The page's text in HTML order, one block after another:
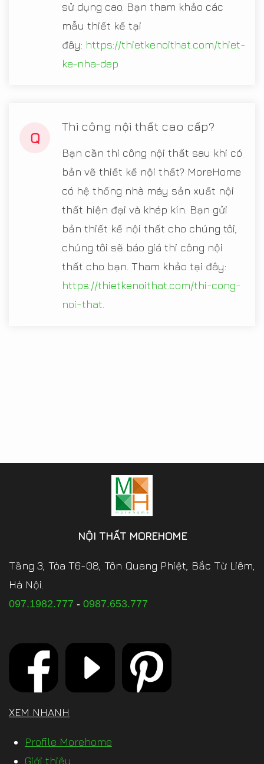
sử dụng cao. Bạn tham khảo các
mẫu thiết kế tại
đây: https://thietkenoithat.com/thiet-
ke-nha-dep
Q
Thi công nội thất cao cấp?
Bạn cần thi công nội thất sau khi có
bản vẽ thiết kế nội thất? MoreHome
có hệ thống nhà máy sản xuất nội
thất hiện đại và khép kín. Bạn gửi
bản thiết kế nội thất cho chúng tôi,
chúng tôi sẽ báo giá thi công nội
thất cho bạn. Tham khảo tại đây:
https://thietkenoithat.com/thi-cong-
noi-that
NỘI THẤT MOREHOME
Tầng 3, Tòa T6-08, Tôn Quang Phiệt, Bắc Từ Liêm,
Hà Nội.
097.1982.777 - 0987.653.777
XEM NHANH
Profile Morehome
Giới thiệu